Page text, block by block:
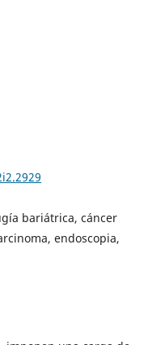
bariátrica, cáncer
endoscopia,